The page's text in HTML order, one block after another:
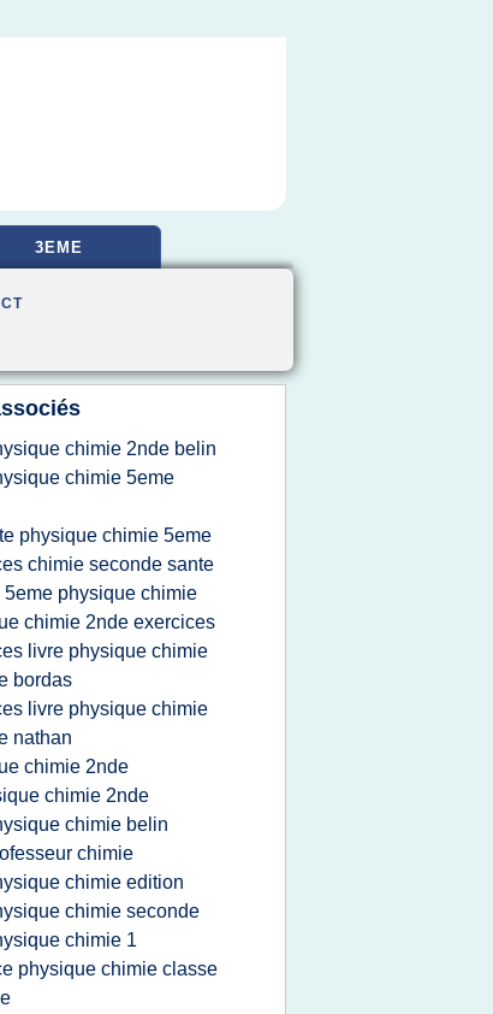
3EME
chimie 2nde belin
chimie 5eme
physique chimie 5eme
chimie seconde sante
5eme physique chimie
chimie 2nde exercices
livre physique chimie
bordas
livre physique chimie
nathan
chimie 2nde
chimie 2nde
chimie belin
chimie
chimie edition
chimie seconde
chimie 1
physique chimie classe